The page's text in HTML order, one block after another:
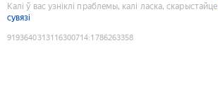
Калі ў вас узніклі праблемы, калі ласка, скарыстайце
сувязі
9193640313116300714:1786263358